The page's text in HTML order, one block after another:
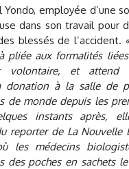
Yondo, employée d’une
dans son travail pour
blessés de l’accident.
pliée aux formalités
volontaire, et attend
donation à la salle de
de monde depuis les
instants après,
reporter de La Nouvelle
les médecins
des poches en sachets